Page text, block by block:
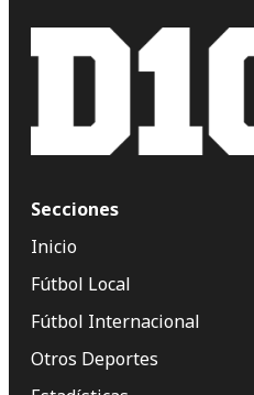
Secciones
Inicio
Fútbol Local
Fútbol Internacional
Otros Deportes